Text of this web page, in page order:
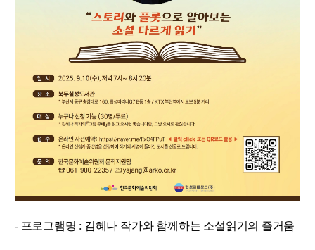
- 프로그램명 : 김혜나 작가와 함께하는 소설읽기의 즐거움